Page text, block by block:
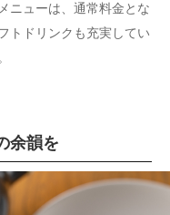
ニューは、通常料金とな
トドリンクも充実してい
余韻を